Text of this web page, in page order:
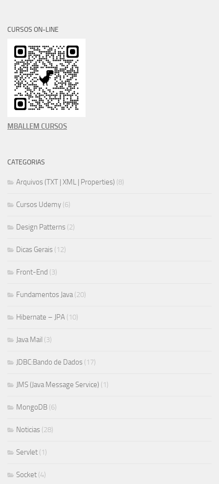
CURSOS ON-LINE
MBALLEM CURSOS
CATEGORIAS
Arquivos (TXT | XML | Properties) (8)
Cursos Udemy (6)
Design Patterns (2)
Dicas Gerais (12)
Front-End (3)
Fundamentos Java(20)
Hibernate – JPA (10)
Java Mail (3)
JDBC:Bando de Dados (17)
JMS (Java Message Service) (1)
MongoDB (6)
Noticias (28)
Servlet (1)
Socket (4)